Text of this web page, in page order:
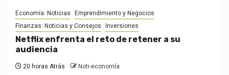
Economía: Noticias
Emprendimiento y Negocios
Finanzas: Noticias y Consejos
Inversiones
Netflix enfrenta el reto de retener a su
audiencia
20 horas Atrás Noti-economía